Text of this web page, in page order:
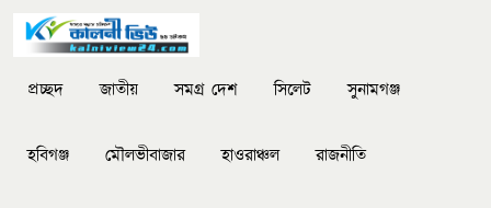
প্রচ্ছদ জাতীয় সমগ্র দেশ সিলেট সুনামগঞ্জ
হবিগঞ্জ মৌলভীবাজার হাওরাঞ্চল রাজনীতি